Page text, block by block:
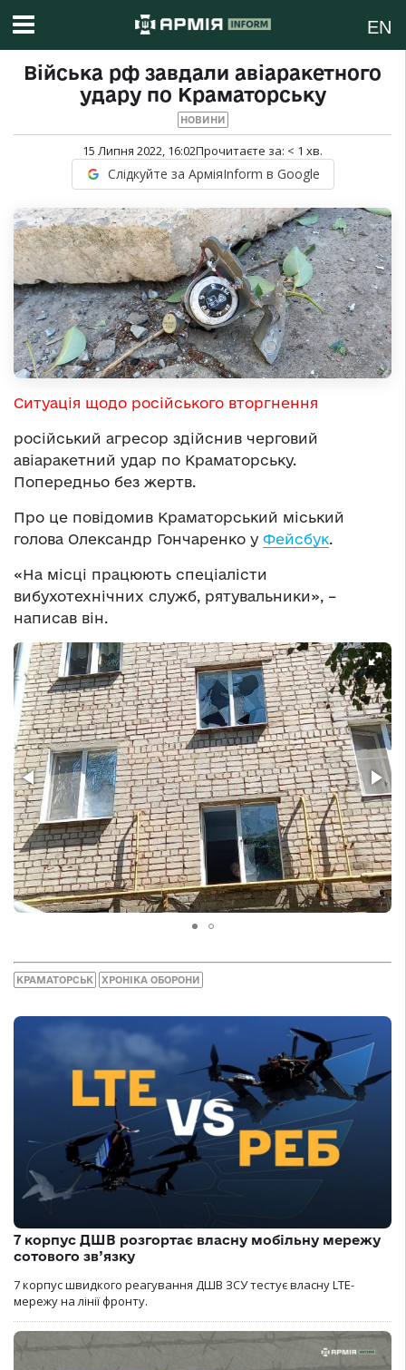
EN
Війська рф завдали авіаракетного
удару по Краматорську
НОВИНИ
15 Липня 2022, 16:02Прочитаєте за: < 1 хв.
Слідкуйте за АрміяInform в Google
Ситуація щодо російського вторгнення
російський агресор здійснив черговий
авіаракетний удар по Краматорську.
Попередньо без жертв.
Про це повідомив Краматорський міський
голова Олександр Гончаренко у Фейсбук.
«На місці працюють спеціалісти
вибухотехнічних служб, рятувальники», –
написав він.
КРАМАТОРСЬК ХРОНІКА ОБОРОНИ
7 корпус ДШВ розгортає власну мобільну мережу
сотового зв’язку
7 корпус швидкого реагування ДШВ ЗСУ тестує власну LTE-
мережу на лінії фронту.